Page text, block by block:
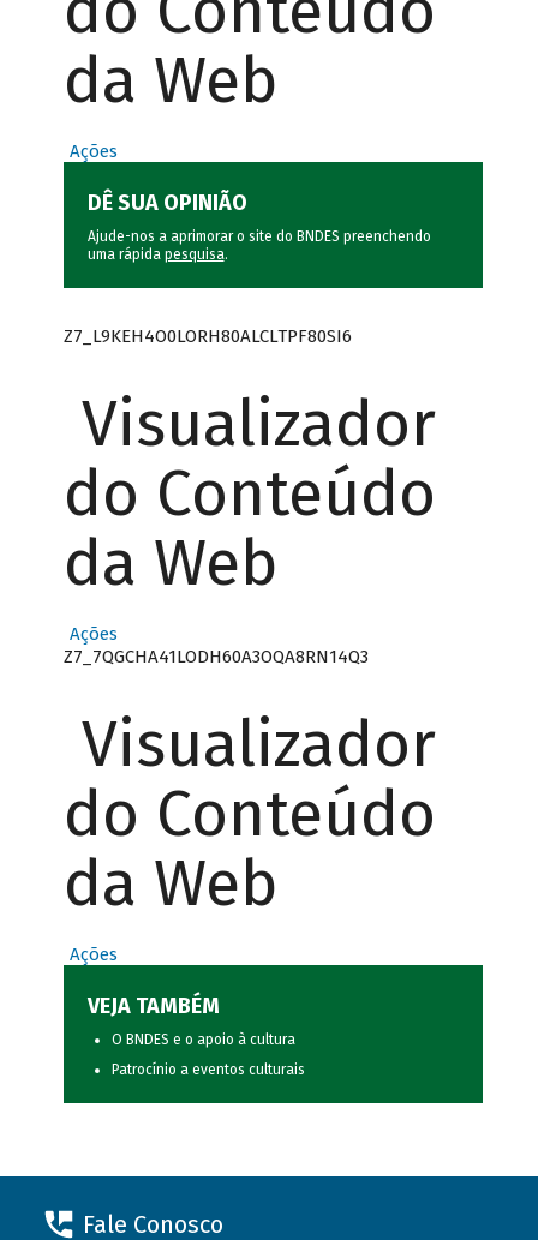
da Web
Ações
DÊ SUA OPINIÃO
Ajude-nos a aprimorar o site do BNDES preenchendo
uma rápida pesquisa.
Z7_L9KEH4O0LORH80ALCLTPF80SI6
Visualizador
do Conteúdo
da Web
Ações
Z7_7QGCHA41LODH60A3OQA8RN14Q3
Visualizador
do Conteúdo
da Web
Ações
VEJA TAMBÉM
O BNDES e o apoio à cultura
Patrocínio a eventos culturais
Fale Conosco